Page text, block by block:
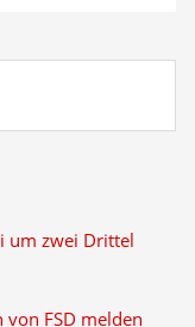
um zwei Drittel
FSD melden